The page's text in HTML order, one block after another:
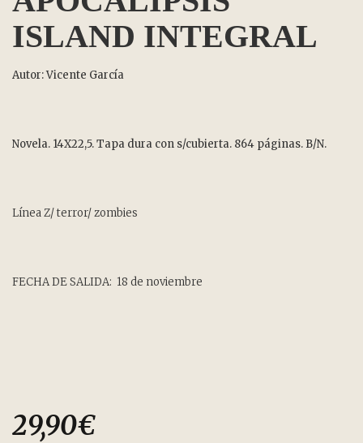
ISLAND INTEGRAL
Autor: Vicente García
Novela. 14X22,5. Tapa dura con s/cubierta. 864 páginas. B/N.
Línea Z/ terror/ zombies
FECHA DE SALIDA: 18 de noviembre
29,90€